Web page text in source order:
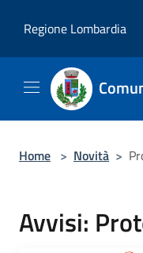
Regione Lombardia
Home > Novità >
Avvisi: